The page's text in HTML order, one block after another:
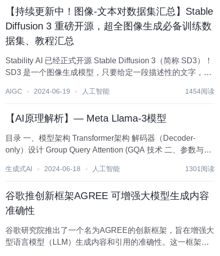
【持续更新中！图像-文本对数据集汇总】Stable
Diffusion 3 重磅开源，超全图像生成必备训练数
据集、教程汇总
Stability AI 已经正式开源 Stable Diffusion 3（简称 SD3）！
SD3 是一个图像生成模型，只要给定一段描述性的文字，就
像。 * prompt 史诗...
AIGC 2024-06-19 人工智能 1454阅读
【AI原理解析】— Meta Llama-3模型
目录 一、模型架构 Transformer架构 解码器（Decoder-
only）设计 Group Query Attention (GQA 技术 二、参数与训
升 推理能力...
生成式AI 2024-06-18 人工智能 1301阅读
谷歌推创新框架AGREE 可增强大模型生成内容
准确性
谷歌研究院推出了一个名为AGREE的创新框架，旨在增强大
型语言模型（LLM）生成内容和引用的准确性。这一框架通